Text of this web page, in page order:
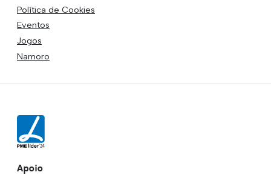
Política de Cookies
Eventos
Jogos
Namoro
Apoio